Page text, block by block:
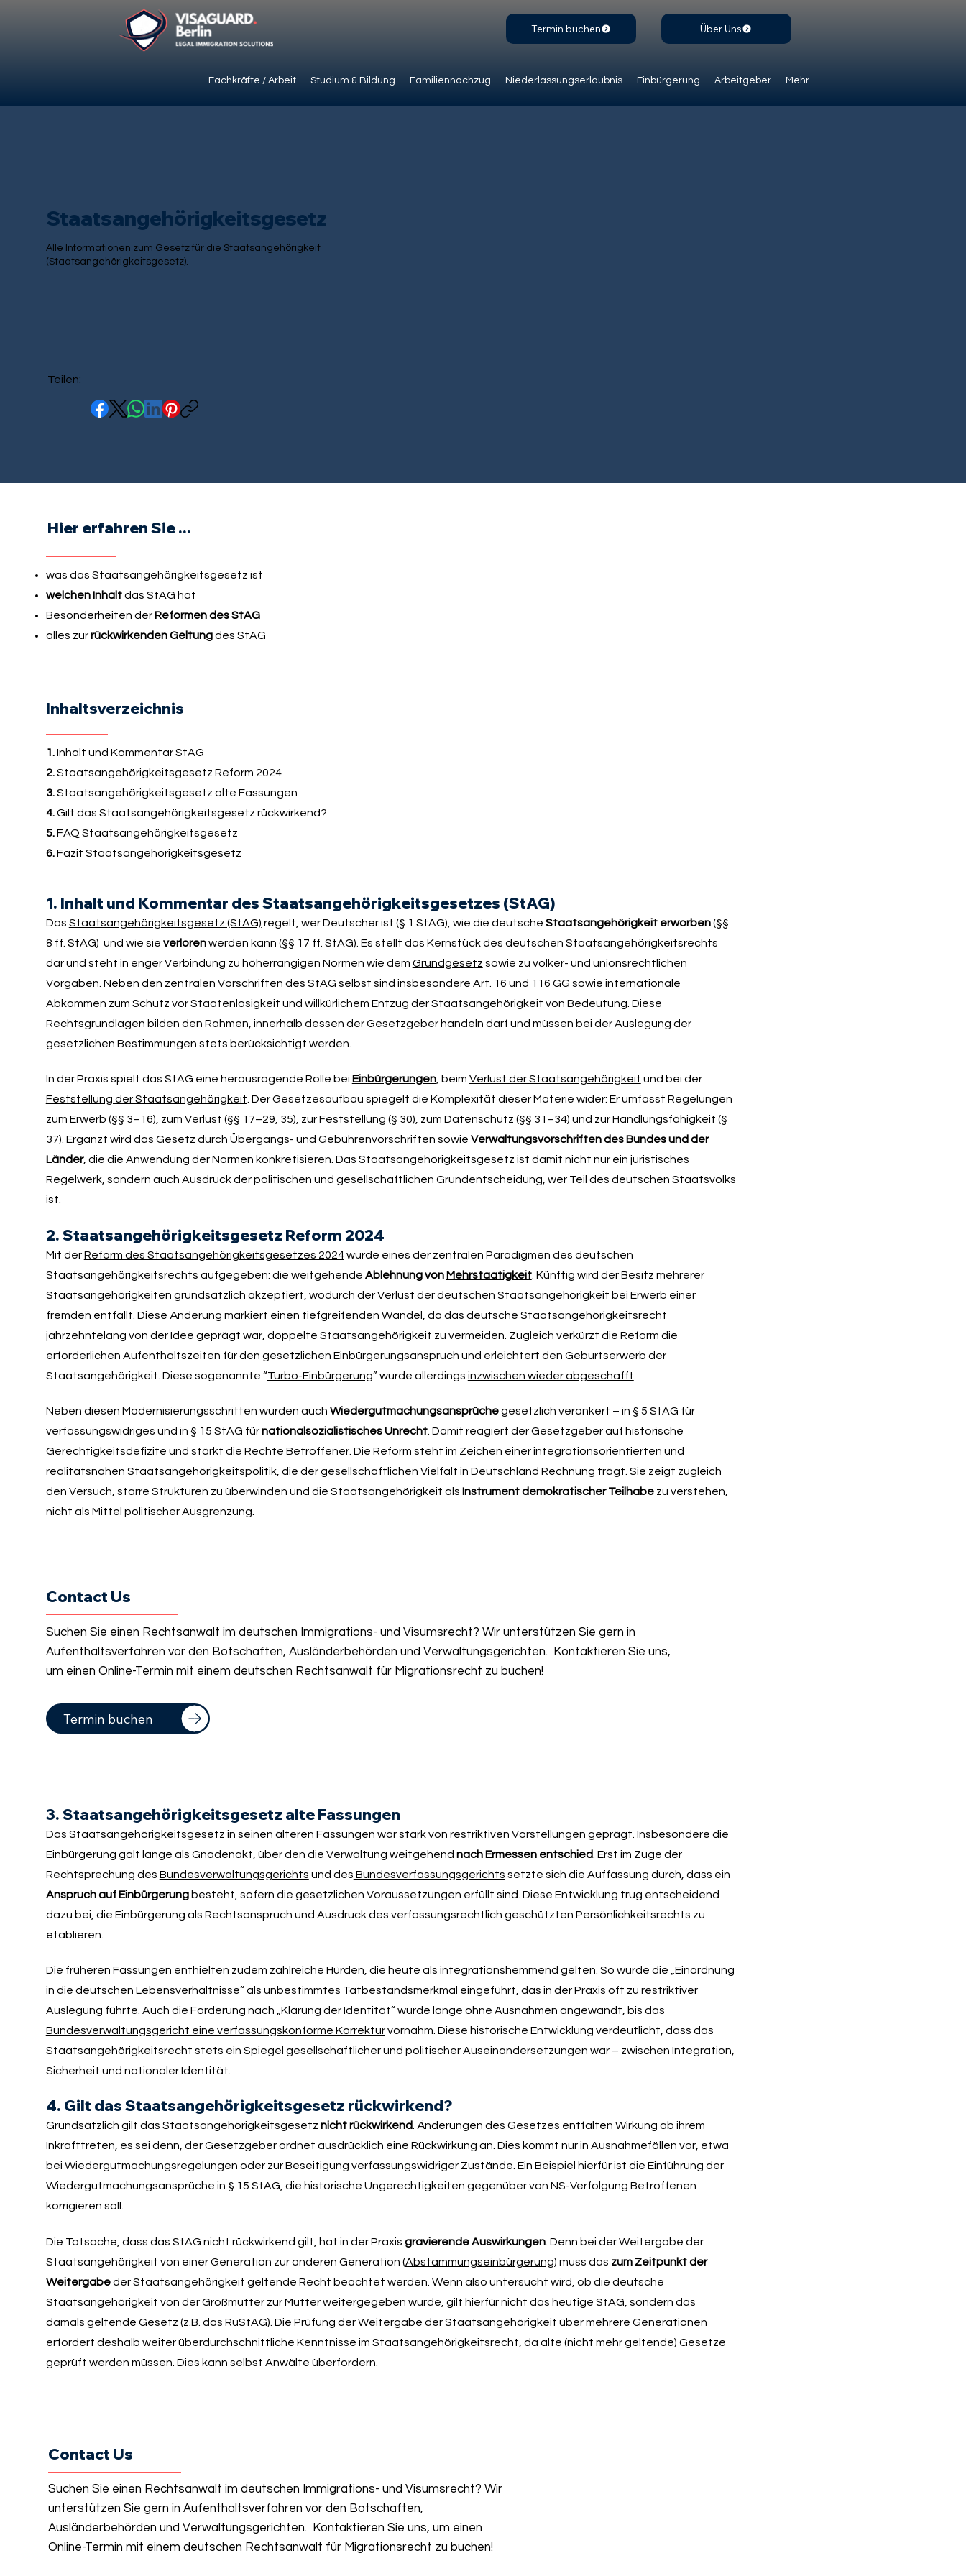
Fachkräfte / Arbeit Studium & Bildung Familiennachzug Niederlassungserlaubnis Einbürgerung Arbeitgeber Mehr
Termin buchen Über Uns
Staatsangehörigkeitsgesetz
Alle Informationen zum Gesetz für die Staatsangehörigkeit
(Staatsangehörigkeitsgesetz).
Teilen:
Hier erfahren Sie ...
was das Staatsangehörigkeitsgesetz ist
welchen Inhaltdas StAG hat
Besonderheiten der Reformen des StAG
alles zurrückwirkenden Geltungdes StAG
Inhaltsverzeichnis
1.Inhalt und Kommentar StAG
2.Staatsangehörigkeitsgesetz Reform 2024
3.Staatsangehörigkeitsgesetz alte Fassungen
4.Gilt das Staatsangehörigkeitsgesetz rückwirkend?
5.FAQ Staatsangehörigkeitsgesetz
6.Fazit Staatsangehörigkeitsgesetz
1. Inhalt und Kommentar des Staatsangehörigkeitsgesetzes (StAG)
Das Staatsangehörigkeitsgesetz (StAG) regelt, wer Deutscher ist (§ 1 StAG), wie die deutsche Staatsangehörigkeit erworben(§§
8 ff. StAG) und wie sie verlorenwerden kann (§§ 17 ff. StAG). Es stellt das Kernstück des deutschen Staatsangehörigkeitsrechts
dar und steht in enger Verbindung zu höherrangigen Normen wie dem Grundgesetz sowie zu völker- und unionsrechtlichen
Vorgaben. Neben den zentralen Vorschriften des StAG selbst sind insbesondere Art. 16 und 116 GG sowie internationale
Abkommen zum Schutz vorStaatenlosigkeit und willkürlichem Entzug der Staatsangehörigkeit von Bedeutung. Diese
Rechtsgrundlagen bilden den Rahmen, innerhalb dessen der Gesetzgeber handeln darf und müssen bei der Auslegung der
gesetzlichen Bestimmungen stets berücksichtigt werden.
In der Praxis spielt das StAG eine herausragende Rolle bei Einbürgerungen, beim Verlust der Staatsangehörigkeit und bei der
Feststellung der Staatsangehörigkeit. Der Gesetzesaufbau spiegelt die Komplexität dieser Materie wider: Er umfasst Regelungen
zum Erwerb (§§ 3–16), zum Verlust (§§ 17–29, 35), zur Feststellung (§ 30), zum Datenschutz (§§ 31–34) und zur Handlungsfähigkeit (§
37). Ergänzt wird das Gesetz durch Übergangs- und Gebührenvorschriften sowie Verwaltungsvorschriften des Bundes und der
Länder, die die Anwendung der Normen konkretisieren. Das Staatsangehörigkeitsgesetz ist damit nicht nur ein juristisches
Regelwerk, sondern auch Ausdruck der politischen und gesellschaftlichen Grundentscheidung, wer Teil des deutschen Staatsvolks
ist.
2. Staatsangehörigkeitsgesetz Reform 2024
Mit derReform des Staatsangehörigkeitsgesetzes 2024wurde eines der zentralen Paradigmen des deutschen
Staatsangehörigkeitsrechts aufgegeben: die weitgehende Ablehnung von Mehrstaatigkeit. Künftig wird der Besitz mehrerer
Staatsangehörigkeiten grundsätzlich akzeptiert, wodurch der Verlust der deutschen Staatsangehörigkeit bei Erwerb einer
fremden entfällt. Diese Änderung markiert einen tiefgreifenden Wandel, da das deutsche Staatsangehörigkeitsrecht
jahrzehntelang von der Idee geprägt war, doppelte Staatsangehörigkeit zu vermeiden. Zugleich verkürzt die Reform die
erforderlichen Aufenthaltszeiten für den gesetzlichen Einbürgerungsanspruch und erleichtert den Geburtserwerb der
Staatsangehörigkeit. Diese sogenannte “Turbo-Einbürgerung” wurde allerdings inzwischen wieder abgeschafft
Neben diesen Modernisierungsschritten wurden auch Wiedergutmachungsansprüchegesetzlich verankert – in § 5 StAG für
verfassungswidriges und in § 15 StAG fürnationalsozialistisches Unrecht. Damit reagiert der Gesetzgeber auf historische
Gerechtigkeitsdefizite und stärkt die Rechte Betroffener. Die Reform steht im Zeichen einer integrationsorientierten und
realitätsnahen Staatsangehörigkeitspolitik, die der gesellschaftlichen Vielfalt in Deutschland Rechnung trägt. Sie zeigt zugleich
den Versuch, starre Strukturen zu überwinden und die Staatsangehörigkeit als Instrument demokratischer Teilhabe zu verstehen,
nicht als Mittel politischer Ausgrenzung.
Contact Us
Suchen Sie einen Rechtsanwalt im deutschen Immigrations- und Visumsrecht? Wir unterstützen Sie gern in
Aufenthaltsverfahren vor den Botschaften, Ausländerbehörden und Verwaltungsgerichten. Kontaktieren Sie uns,
um einen Online-Termin mit einem deutschen Rechtsanwalt für Migrationsrecht zu buchen!
Termin buchen
3. Staatsangehörigkeitsgesetz alte Fassungen
Das Staatsangehörigkeitsgesetz in seinen älteren Fassungen war stark von restriktiven Vorstellungen geprägt. Insbesondere die
Einbürgerung galt lange als Gnadenakt, über den die Verwaltung weitgehend nach Ermessen entschied . Erst im Zuge der
Rechtsprechung des Bundesverwaltungsgerichts und des Bundesverfassungsgerichts setzte sich die Auffassung durch, dass ein
Anspruch auf Einbürgerungbesteht, sofern die gesetzlichen Voraussetzungen erfüllt sind. Diese Entwicklung trug entscheidend
dazu bei, die Einbürgerung als Rechtsanspruch und Ausdruck des verfassungsrechtlich geschützten Persönlichkeitsrechts zu
etablieren.
Die früheren Fassungen enthielten zudem zahlreiche Hürden, die heute als integrationshemmend gelten. So wurde die „Einordnung
in die deutschen Lebensverhältnisse“ als unbestimmtes Tatbestandsmerkmal eingeführt, das in der Praxis oft zu restriktiver
Auslegung führte. Auch die Forderung nach „Klärung der Identität“ wurde lange ohne Ausnahmen angewandt, bis das
Bundesverwaltungsgericht eine verfassungskonforme Korrekturvornahm. Diese historische Entwicklung verdeutlicht, dass das
Staatsangehörigkeitsrecht stets ein Spiegel gesellschaftlicher und politischer Auseinandersetzungen war – zwischen Integration,
Sicherheit und nationaler Identität.
4. Gilt das Staatsangehörigkeitsgesetz rückwirkend?
Grundsätzlich gilt das Staatsangehörigkeitsgesetz nicht rückwirkend. Änderungen des Gesetzes entfalten Wirkung ab ihrem
Inkrafttreten, es sei denn, der Gesetzgeber ordnet ausdrücklich eine Rückwirkung an. Dies kommt nur in Ausnahmefällen vor, etwa
bei Wiedergutmachungsregelungen oder zur Beseitigung verfassungswidriger Zustände. Ein Beispiel hierfür ist die Einführung der
Wiedergutmachungsansprüche in § 15 StAG, die historische Ungerechtigkeiten gegenüber von NS-Verfolgung Betroffenen
korrigieren soll.
Die Tatsache, dass das StAG nicht rückwirkend gilt, hat in der Praxis gravierende Auswirkungen. Denn bei der Weitergabe der
Staatsangehörigkeit von einer Generation zur anderen Generation (Abstammungseinbürgerung) muss das zum Zeitpunkt der
Weitergabeder Staatsangehörigkeit geltende Recht beachtet werden. Wenn also untersucht wird, ob die deutsche
Staatsangehörigkeit von der Großmutter zur Mutter weitergegeben wurde, gilt hierfür nicht das heutige StAG, sondern das
damals geltende Gesetz (z.B. das RuStAG). Die Prüfung der Weitergabe der Staatsangehörigkeit über mehrere Generationen
erfordert deshalb weiter überdurchschnittliche Kenntnisse im Staatsangehörigkeitsrecht, da alte (nicht mehr geltende) Gesetze
geprüft werden müssen. Dies kann selbst Anwälte überfordern.
Contact Us
Suchen Sie einen Rechtsanwalt im deutschen Immigrations- und Visumsrecht? Wir
unterstützen Sie gern in Aufenthaltsverfahren vor den Botschaften,
Ausländerbehörden und Verwaltungsgerichten. Kontaktieren Sie uns, um einen
Online-Termin mit einem deutschen Rechtsanwalt für Migrationsrecht zu buchen!